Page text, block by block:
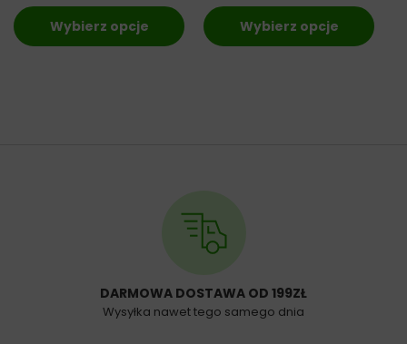
Wybierz opcje Wybierz opcje
DARMOWA DOSTAWA OD 199ZŁ
Wysyłka nawet tego samego dnia